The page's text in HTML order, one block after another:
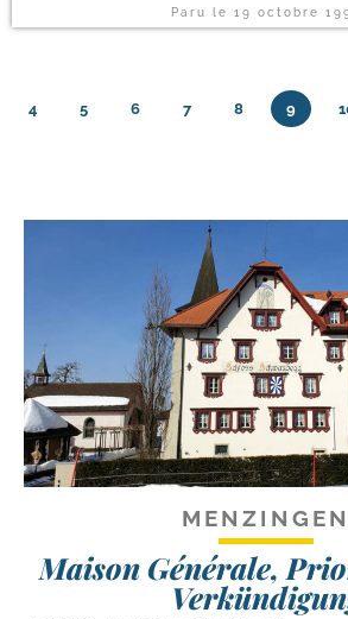
Paru le 19 octobre
4 5 6 7 8 9
MENZINGEN
Maison Générale,